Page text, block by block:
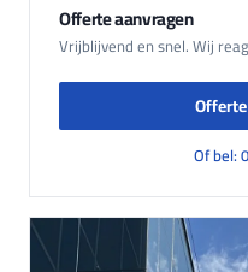
Offerte aanvragen
Vrijblijvend en snel. Wij
Of bel: